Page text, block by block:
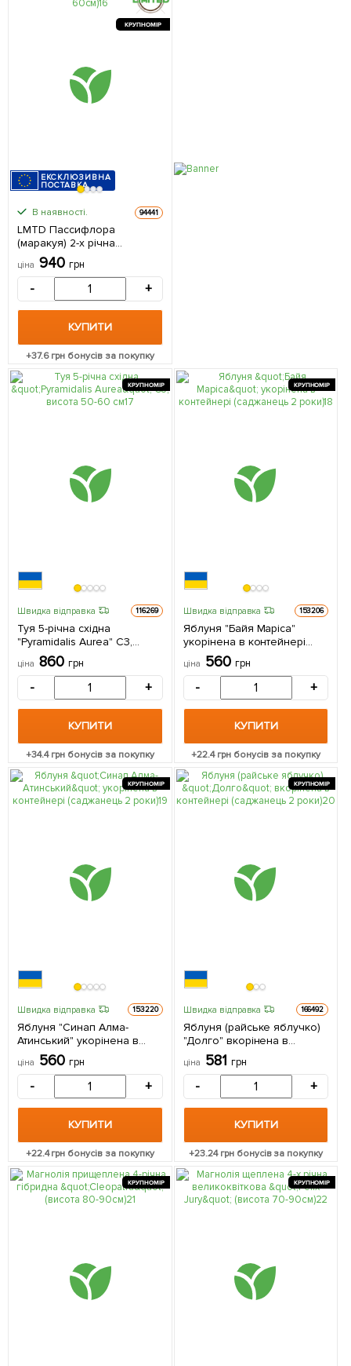
КРУПНОМІР
ЕКСКЛЮЗИВНА
ПОСТАВКА
В наявності. 94441
LMTD Пассифлора
(маракуя) 2-х річна
"Amethyst" (40-60см) з
Нідерландів 1 саджанець в
ціна 940 грн
- +
КУПИТИ
+37.6грн бонусів за покупку
КРУПНОМІР
Швидка відправка 116269
Туя 5-річна східна
"Pyramidalis Aurea" С3,
висота 50-60 см 1
саджанець в упаковці
ціна 860 грн
- +
КУПИТИ
+34.4грн бонусів за покупку
КРУПНОМІР
Швидка відправка 153206
Яблуня "Байя Маріса"
укорінена в контейнері
(саджанець 2 роки) 1
саджанець в упаковці
ціна 560 грн
- +
КУПИТИ
+22.4грн бонусів за покупку
КРУПНОМІР
Швидка відправка 153220
Яблуня "Синап Алма-
Атинський" укорінена в
контейнері (саджанець 2
роки) 1 саджанець в
ціна 560 грн
- +
КУПИТИ
+22.4грн бонусів за покупку
КРУПНОМІР
Швидка відправка 166492
Яблуня (райське яблучко)
"Долго" вкорінена в
контейнері (саджанець 2
роки) 1 саджанець в
ціна 581 грн
- +
КУПИТИ
+23.24грн бонусів за покупку
КРУПНОМІР КРУПНОМІР